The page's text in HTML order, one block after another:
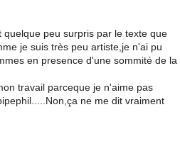
quelque peu surpris par le texte que
je suis très peu artiste,je n'ai pu
en presence d'une sommité de la
travail parceque je n'aime pas
ne me dit vraiment